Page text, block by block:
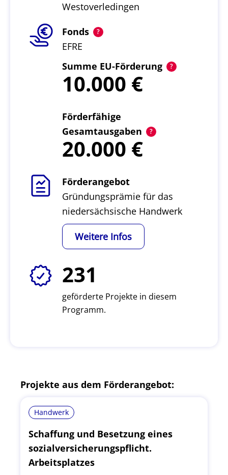
Westoverledingen
Fonds
EFRE
Summe EU-Förderung
10.000
Förderfähige
Gesamtausgaben
20.000
Förderangebot
Gründungsprämie für das
niedersächsische Handwerk
Weitere Infos
231
geförderte Projekte in diesem
Programm.
Projekte aus dem Förderangebot:
Handwerk
Schaffung und Besetzung eines
sozialversicherungspflicht.
Arbeitsplatzes